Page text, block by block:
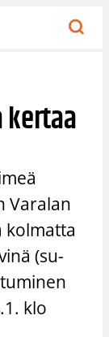
Varalan
kolmatta
(su-
klo